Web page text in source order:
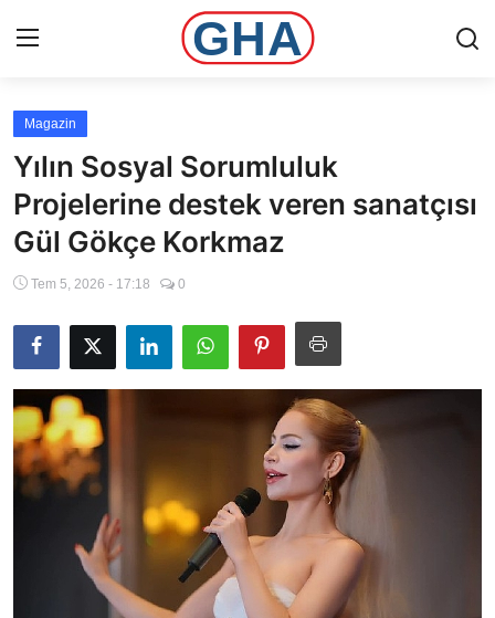
Ana Sayfa
Gündem
Gemlik
Siyaset
İletişim
Spor
Magazin
Magazin
Yılın Sosyal Sorumluluk
Projelerine destek veren sanatçısı
Gül Gökçe Korkmaz
Tem 5, 2026 - 17:18 0